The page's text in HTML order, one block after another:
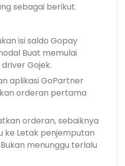
sebagai berikut.
isi saldo Gopay
Buat memulai
Gojek.
aplikasi GoPartner
orderan pertama
orderan, sebaiknya
ke Letak penjemputan
menunggu terlalu